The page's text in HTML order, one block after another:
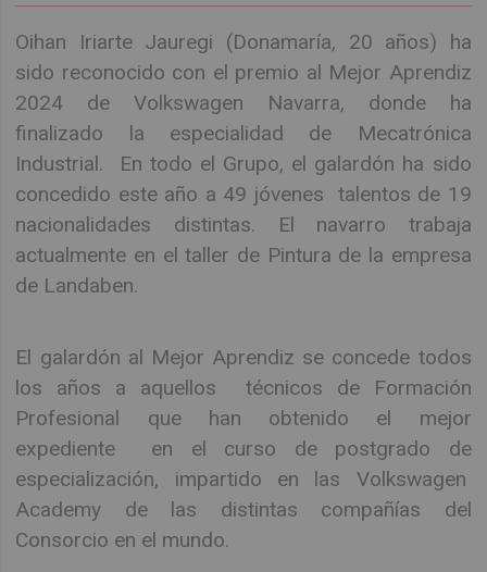
Oihan Iriarte Jauregi (Donamaría, 20 años) ha
sido reconocido con el premio al Mejor Aprendiz
2024 de Volkswagen Navarra, donde ha
finalizado la especialidad de Mecatrónica
Industrial. En todo el Grupo, el galardón ha sido
concedido este año a 49 jóvenes talentos de 19
nacionalidades distintas. El navarro trabaja
actualmente en el taller de Pintura de la empresa
de Landaben.
El galardón al Mejor Aprendiz se concede todos
los años a aquellos técnicos de Formación
Profesional que han obtenido el mejor
expediente en el curso de postgrado de
especialización, impartido en las Volkswagen
Academy de las distintas compañías del
Consorcio en el mundo.